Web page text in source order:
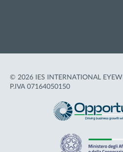
© 2026 IES INTERNATIONAL
P.IVA 07164050150